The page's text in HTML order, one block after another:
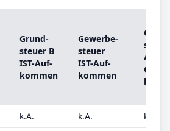
Grund­
steu­er B
IST-­Auf­
kom­men
Ge­wer­be­
steu­er
IST-­Auf­
kom­men
steu­er
A
k.A. k.A.
k.A.